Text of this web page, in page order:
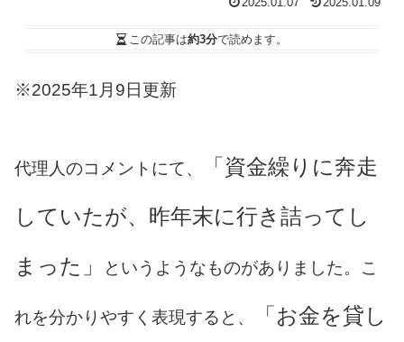
この記事は約3分で読めます。
※2025年1月9日更新
代理人のコメントにて、 「資金繰りに奔走
していたが、昨年末に行き詰ってし
まった」 というようなものがありました。こ
れを分かりやすく表現すると、 「お金を貸し